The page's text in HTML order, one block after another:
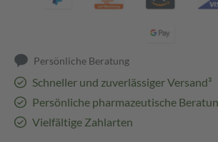
Persönliche Beratung
Schneller und zuverlässiger Versand³
Persönliche pharmazeutische
Vielfältige Zahlarten